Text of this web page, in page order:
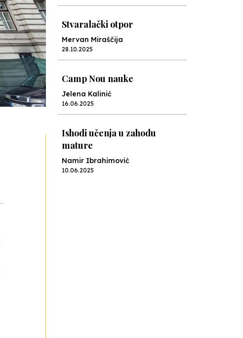
Stvaralački otpor
Mervan Miraščija
28.10.2025
Camp Nou nauke
Jelena Kalinić
16.06.2025
Ishodi učenja u zahodu
mature
Namir Ibrahimović
10.06.2025